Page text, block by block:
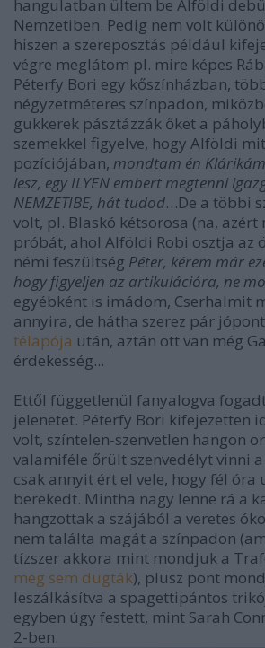
hangulatban ültem be Alföldi
Nemzetiben. Pedig nem volt
hiszen a szereposztás például
végre meglátom pl. mire képes
Péterfy Bori egy kőszínházban,
négyzetméteres színpadon,
gukkerek pásztázzák őket a
szemekkel figyelve, hogy Alföldi
pozíciójában, mondtam én
lesz, egy ILYEN embert megtenni
NEMZETIBE, hát tudod…De a többi
volt, pl. Blaskó kétsorosa (na, azért
próbát, ahol Alföldi Robi osztja az
némi feszültség Péter, kérem már
hogy figyeljen az artikulációra, ne
egyébként is imádom, Cserhalmit
annyira, de hátha szerez pár
télapója után, aztán ott van még
érdekesség...
Ettől függetlenül fanyalogva
jelenetet. Péterfy Bori kifejezetten
volt, színtelen-szenvetlen hangon
valamiféle őrült szenvedélyt vinni a
csak annyit ért el vele, hogy fél óra
berekedt. Mintha nagy lenne rá a
hangzottak a szájából a veretes
nem találta magát a színpadon
tízszer akkora mint mondjuk a
meg sem dugták), plusz pont
leszálkásítva a spagettipántos
egyben úgy festett, mint Sarah
2-ben.